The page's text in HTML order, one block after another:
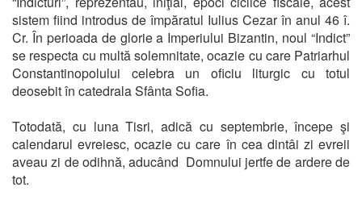
sistem fiind introdus de împăratul Iulius Cezar în anul 46 î.
Cr. În perioada de glorie a Imperiului Bizantin, noul “Indict”
se respecta cu multă solemnitate, ocazie cu care Patriarhul
Constantinopolului celebra un oficiu liturgic cu totul
deosebit în catedrala Sfânta Sofia.
Totodată, cu luna Tisri, adică cu septembrie, începe şi
calendarul evreiesc, ocazie cu care în cea dintâi zi evreii
aveau zi de odihnă, aducând Domnului jertfe de ardere de
tot.